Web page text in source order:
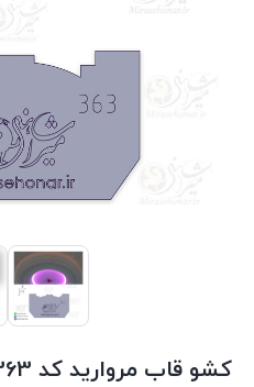
کشو قاب مروارید کد 363